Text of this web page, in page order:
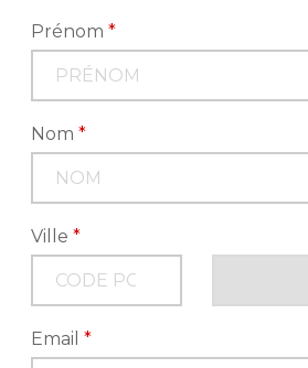
Prénom*
Nom*
Ville*
Email*